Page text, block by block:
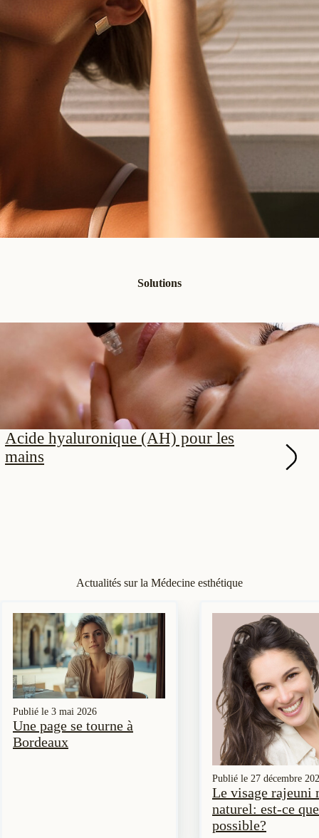
Solutions
Acide hyaluronique (AH) pour les
mains
Actualités sur la Médecine esthétique
Publié le 3 mai 2026
Une page se tourne à
Bordeaux
Publié le 27 décembre
Le visage rajeuni
naturel: est-ce
possible?